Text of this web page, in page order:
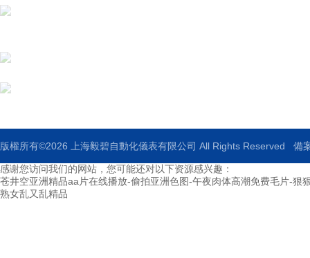
版權所有©2026 上海毅碧自動化儀表有限公司 All Rights Reserved 備
感谢您访问我们的网站，您可能还对以下资源感兴趣：
苍井空亚洲精品aa片在线播放-偷拍亚洲色图-午夜肉体高潮免费毛片-
熟女乱又乱精品